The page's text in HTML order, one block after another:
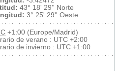
43° 18' 29'' Norte
3° 25' 29'' Oeste
+1:00 (Europe/Madrid)
de verano : UTC +2:00
de invierno : UTC +1:00